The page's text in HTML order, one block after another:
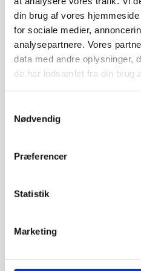
din brug af vores
for sociale medier,
analysepartnere. Vores
data med andre oplysninger,
de har indsamlet fra din brug
Nødvendig
Præferencer
Statistik
Marketing
Størrelse: